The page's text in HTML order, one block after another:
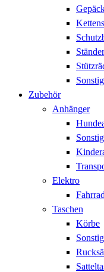
Ständer
Zubehör
Anhänger
Elektro
Taschen
Körbe